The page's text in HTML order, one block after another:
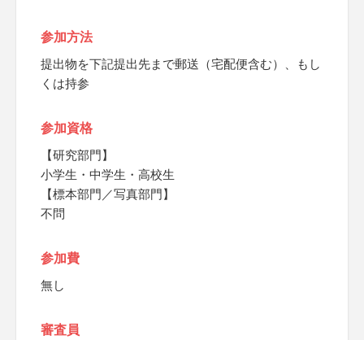
参加方法
提出物を下記提出先まで郵送（宅配便含む）、もし
くは持参
参加資格
【研究部門】
小学生・中学生・高校生
【標本部門／写真部門】
不問
参加費
無し
審査員